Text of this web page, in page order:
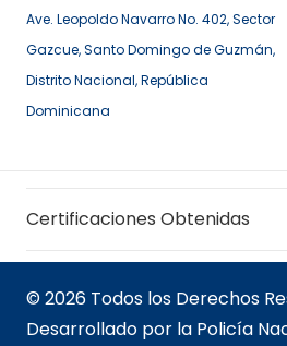
Ave. Leopoldo Navarro No. 402, Sector
Gazcue, Santo Domingo de Guzmán,
Distrito Nacional, República
Dominicana
Certificaciones Obtenidas
© 2026 Todos los Derechos
Desarrollado por la Policía